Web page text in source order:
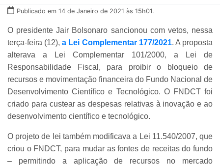
Publicado em 14 de Janeiro de 2021 às 15h01.
O presidente Jair Bolsonaro sancionou com vetos, nessa
terça-feira (12),a Lei Complementar 177/2021. A proposta
alterava a Lei Complementar 101/2000, a Lei de
Responsabilidade Fiscal, para proibir o bloqueio de
recursos e movimentação financeira do Fundo Nacional de
Desenvolvimento Científico e Tecnológico. O FNDCT foi
criado para custear as despesas relativas à inovação e ao
desenvolvimento científico e tecnológico.
O projeto de lei também modificava a Lei 11.540/2007, que
criou o FNDCT, para mudar as fontes de receitas do fundo
– permitindo a aplicação de recursos no mercado